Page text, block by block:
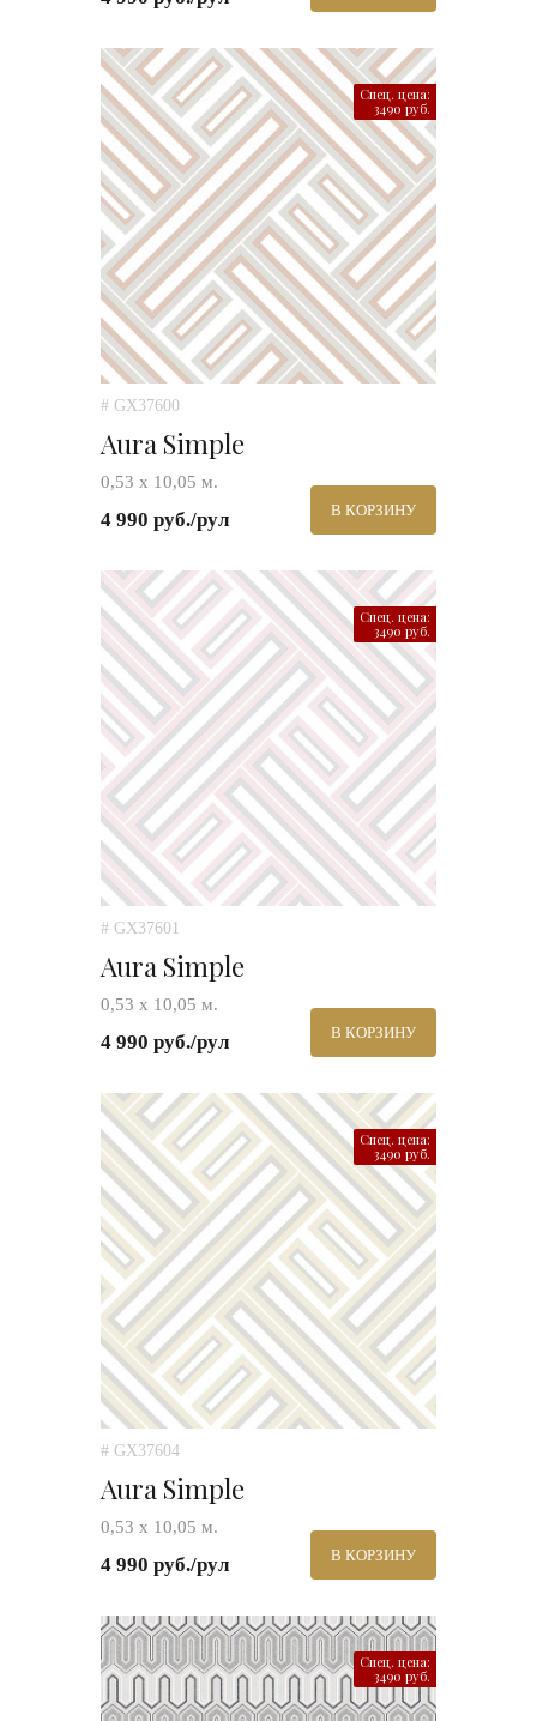
Спец. цена:
3490 руб.
# GX37600
Aura Simple
0,53 х 10,05 м.
4 990 руб./рул В КОРЗИНУ
Спец. цена:
3490 руб.
# GX37601
Aura Simple
0,53 х 10,05 м.
4 990 руб./рул В КОРЗИНУ
Спец. цена:
3490 руб.
# GX37604
Aura Simple
0,53 х 10,05 м.
4 990 руб./рул В КОРЗИНУ
Спец. цена:
3490 руб.